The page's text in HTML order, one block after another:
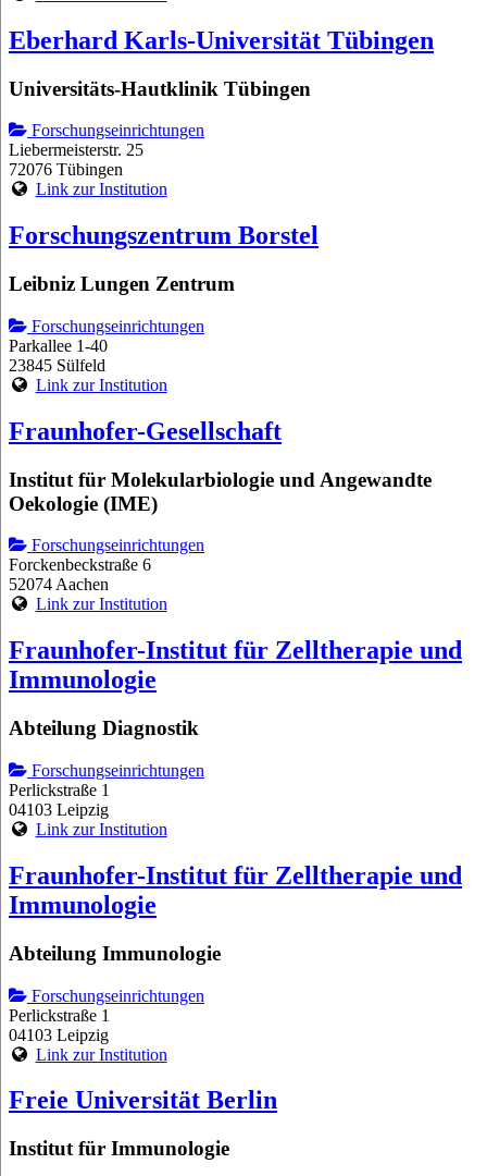
Eberhard Karls-Universität Tübingen
Universitäts-Hautklinik Tübingen
Forschungseinrichtungen
Liebermeisterstr. 25
72076 Tübingen
Link zur Institution
Forschungszentrum Borstel
Leibniz Lungen Zentrum
Forschungseinrichtungen
Parkallee 1-40
23845 Sülfeld
Link zur Institution
Fraunhofer-Gesellschaft
Institut für Molekularbiologie und Angewandte
Oekologie (IME)
Forschungseinrichtungen
Forckenbeckstraße 6
52074 Aachen
Link zur Institution
Fraunhofer-Institut für Zelltherapie und
Immunologie
Abteilung Diagnostik
Forschungseinrichtungen
Perlickstraße 1
04103 Leipzig
Link zur Institution
Fraunhofer-Institut für Zelltherapie und
Immunologie
Abteilung Immunologie
Forschungseinrichtungen
Perlickstraße 1
04103 Leipzig
Link zur Institution
Freie Universität Berlin
Institut für Immunologie